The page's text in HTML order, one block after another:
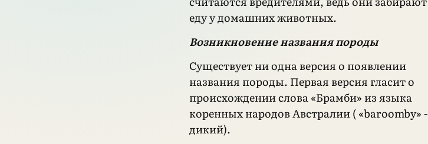
еду у домашних животных.
Возникновение названия породы
Существует ни одна версия о появлении
названия породы. Первая версия гласит о
происхождении слова «Брамби» из языка
коренных народов Австралии ( «baroomby» -
дикий).